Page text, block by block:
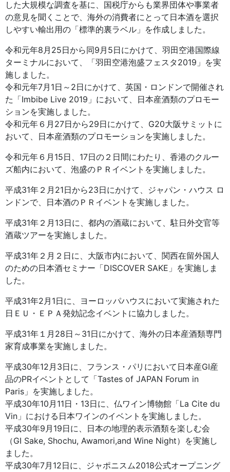
した大規模な調査を基に、国税庁からも業界団体や事業者
の意見を聞くことで、海外の消費者にとって日本酒を選択
しやすい輸出用の「標準的裏ラベル」を作成しました。
令和元年8月25日から同9月5日にかけて、羽田空港国際線
ターミナルにおいて、「羽田空港泡盛フェスタ2019」を実
施しました。
令和元年7月1日～2日にかけて、英国・ロンドンで開催され
た「Imbibe Live 2019」において、日本産酒類のプロモー
ションを実施しました。
令和元年６月27日から29日にかけて、G20大阪サミットに
おいて、日本産酒類のプロモーションを実施しました。
令和元年６月15日、17日の２日間にわたり、香港のクルー
ズ船内において、泡盛のＰＲイベントを実施しました。
平成31年２月21日から23日にかけて、ジャパン・ハウス ロ
ンドンで、日本酒のＰＲイベントを実施しました。
平成31年２月13日に、都内の酒蔵において、駐日外交官等
酒蔵ツアーを実施しました。
平成31年２月２日に、大阪市内において、関西在留外国人
のための日本酒セミナー「DISCOVER SAKE」を実施しま
した。
平成31年2月1日に、ヨーロッパハウスにおいて実施された
日ＥＵ・ＥＰＡ発効記念イベントに協力しました。
平成31年１月28日～31日にかけて、海外の日本産酒類専門
家育成事業を実施しました。
平成30年12月3日に、フランス・パリにおいて日本産GI産
品のPRイベントとして「Tastes of JAPAN Forum in
Paris」を実施しました。
平成30年10月11日・13日に、仏ワイン博物館「La Cite du
Vin」における日本ワインのイベントを実施しました。
平成30年9月19日に、日本の地理的表示酒類を楽しむ会
（GI Sake, Shochu, Awamori,and Wine Night）を実施し
ました。
平成30年7月12日に、ジャポニスム2018公式オープニング